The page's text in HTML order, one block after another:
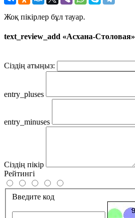
Жоқ пікірлер бұл тауар.
text_review_add «Асхана-Столовая»
Сіздің атыңыз:
entry_pluses
entry_minuses
Сіздің пікір
Рейтингі
Введите код